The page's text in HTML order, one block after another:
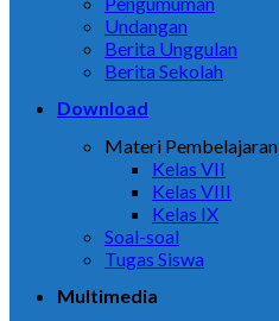
Undangan
Berita Unggulan
Berita Sekolah
Download
Materi Pembelajaran
Kelas VII
Kelas VIII
Kelas IX
Soal-soal
Tugas Siswa
Multimedia